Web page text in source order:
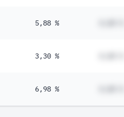
5,88 %
3,30 %
6,98 %